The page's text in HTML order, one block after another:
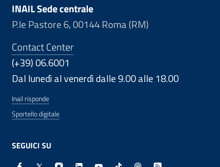
INAIL Sede centrale
P.le Pastore 6, 00144 Roma (RM)
Contact Center
(+39) 06.6001
Dal lunedì al venerdì dalle 9.00 alle 18.00
Inail risponde
Sportello digitale
SEGUICI SU